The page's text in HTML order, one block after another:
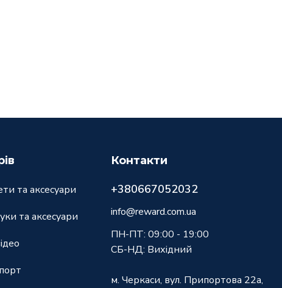
та аксесуари
та аксесуари
Контакти
+380667052032
info@reward.com.ua
ПН-ПТ: 09:00 - 19:00
СБ-НД: Вихідний
м. Черкаси, вул. Припортова 22а,